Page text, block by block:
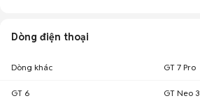
Dòng điện thoại
Dòng khác GT 7 Pro
GT 6 GT Neo 3